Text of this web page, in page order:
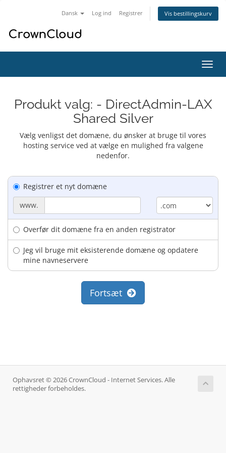
Dansk Log ind Registrer Vis bestillingskurv
Skift
Produkt valg: - DirectAdmin-LAX
Shared Silver
Vælg venligst det domæne, du ønsker at bruge til vores
hosting service ved at vælge en mulighed fra valgene
nedenfor.
Registrer et nyt domæne
www.
Overfør dit domæne fra en anden registrator
Jeg vil bruge mit eksisterende domæne og opdatere
mine navneservere
Fortsæt
Ophavsret © 2026 CrownCloud - Internet Services. Alle
rettigheder forbeholdes.